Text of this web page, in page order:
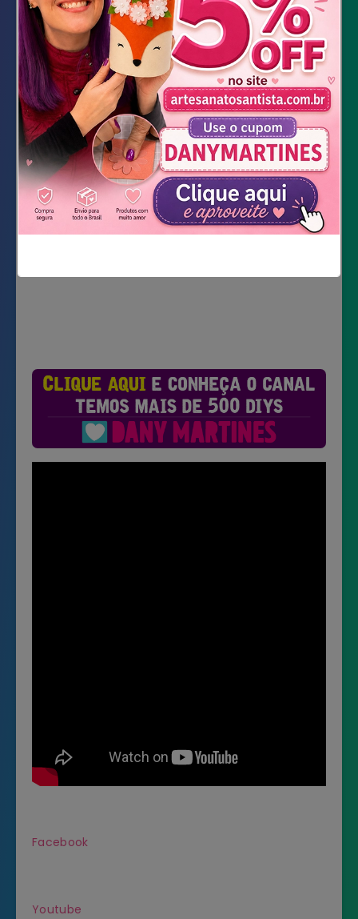
Feltro bege, preto e azul
Tecido Unifloc bege
Tinta relevo rosa e branca
Blush e pincel de maquiagem
Tesoura
Cola quente
DOWNLOAD DOS MOLDES
Facebook
Youtube